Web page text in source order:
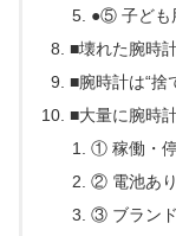
●⑤ 子ども
■壊れた腕時
■腕時計は“捨
■大量に腕時
① 稼働・
② 電池あ
③ ブラン